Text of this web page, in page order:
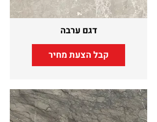
דגם ערבה
קבל הצעת מחיר